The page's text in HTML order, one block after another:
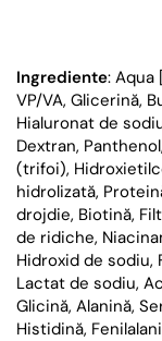
Ingrediente: Aqua
VP/VA, Glicerină,
Hialuronat de
Dextran,
(trifoi),
hidrolizată,
drojdie, Biotină,
de ridiche,
Hidroxid de sodiu,
Lactat de sodiu,
Glicină, Alanină,
Histidină,